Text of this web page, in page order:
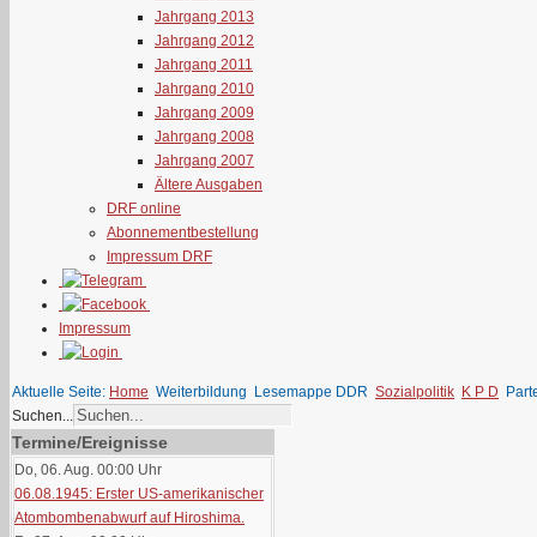
Jahrgang 2013
Jahrgang 2012
Jahrgang 2011
Jahrgang 2010
Jahrgang 2009
Jahrgang 2008
Jahrgang 2007
Ältere Ausgaben
DRF online
Abonnementbestellung
Impressum DRF
Impressum
Aktuelle Seite: Home Weiterbildung Lesemappe DDR Sozialpolitik K P D
Suchen...
Termine/Ereignisse
Do, 06. Aug. 00:00 Uhr
06.08.1945: Erster US-amerikanischer
Atombombenabwurf auf Hiroshima.